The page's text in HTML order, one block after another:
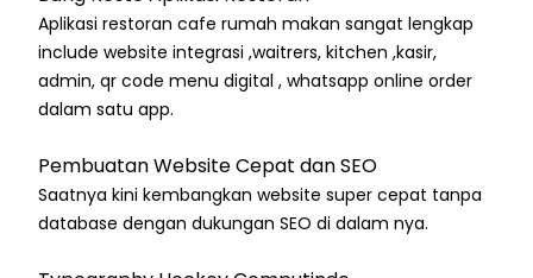
Aplikasi restoran cafe rumah makan sangat lengkap
include website integrasi ,waitrers, kitchen ,kasir,
admin, qr code menu digital , whatsapp online order
dalam satu app.
Pembuatan Website Cepat dan SEO
Saatnya kini kembangkan website super cepat tanpa
database dengan dukungan SEO di dalam nya.